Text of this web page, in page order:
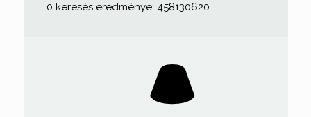
0 keresés eredménye: 458130620